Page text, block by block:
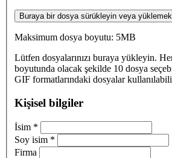
Buraya bir dosya sürükleyin veya
Maksimum dosya boyutu: 5MB
Lütfen dosyalarınızı buraya yükleyin.
boyutunda olacak şekilde 10 dosya
GIF formatlarındaki dosyalar
Kişisel bilgiler
İsim *
Soy isim *
Firma